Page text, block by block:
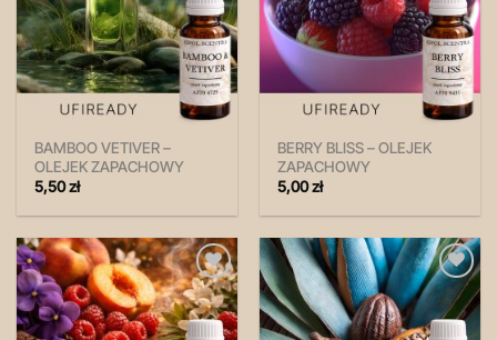
BAMBOO VETIVER –
OLEJEK ZAPACHOWY
5,50zł
BERRY BLISS – OLEJEK
ZAPACHOWY
5,00zł
Zapisz
na
później!
Zapisz
na
później!